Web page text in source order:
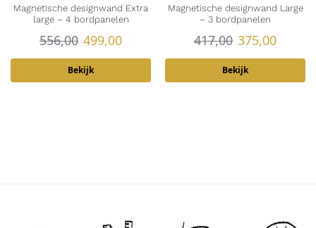
Magnetische designwand Extra
large – 4 bordpanelen
556,00 499,00
Bekijk
Magnetische designwand Large
– 3 bordpanelen
417,00 375,00
Bekijk